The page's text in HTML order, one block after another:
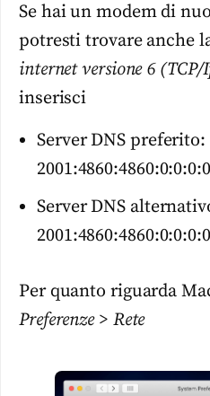
Se hai un modem di
potresti trovare anche
internet versione 6 (TCP/
inserisci
Server DNS preferito:
Server DNS
Per quanto riguarda
Preferenze> Rete